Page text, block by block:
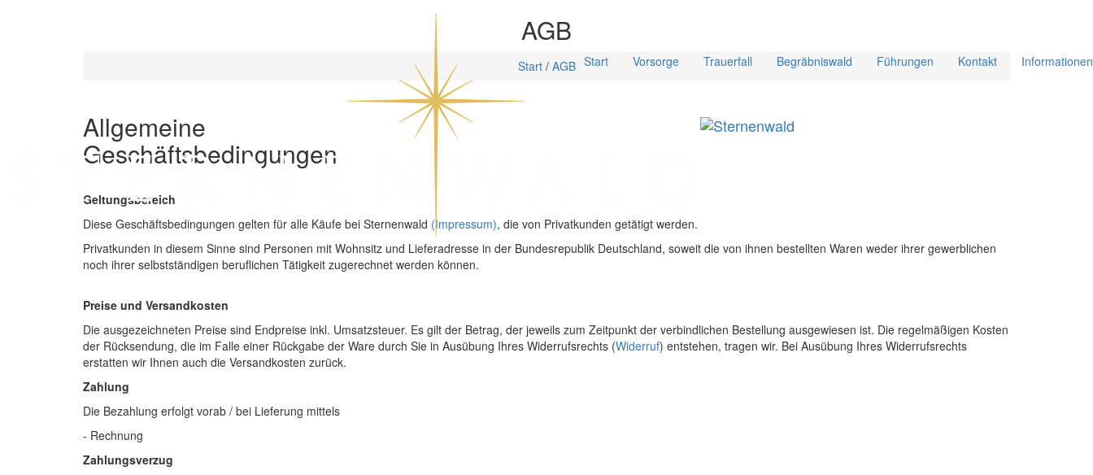
Start Vorsorge Trauerfall Begräbniswald Führungen Kontakt Informationen
AGB
Start / AGB
Allgemeine
Geschäftsbedingungen
Geltungsbereich
Diese Geschäftsbedingungen gelten für alle Käufe bei Sternenwald (Impressum), die von Privatkunden getätigt werden.
Privatkunden in diesem Sinne sind Personen mit Wohnsitz und Lieferadresse in der Bundesrepublik Deutschland, soweit die von ihnen bestellten Waren weder ihrer gewerblichen
noch ihrer selbstständigen beruflichen Tätigkeit zugerechnet werden können.
Preise und Versandkosten
Die ausgezeichneten Preise sind Endpreise inkl. Umsatzsteuer. Es gilt der Betrag, der jeweils zum Zeitpunkt der verbindlichen Bestellung ausgewiesen ist. Die regelmäßigen Kosten
der Rücksendung, die im Falle einer Rückgabe der Ware durch Sie in Ausübung Ihres Widerrufsrechts (Widerruf) entstehen, tragen wir. Bei Ausübung Ihres Widerrufsrechts
erstatten wir Ihnen auch die Versandkosten zurück.
Zahlung
Die Bezahlung erfolgt vorab / bei Lieferung mittels
- Rechnung
Zahlungsverzug